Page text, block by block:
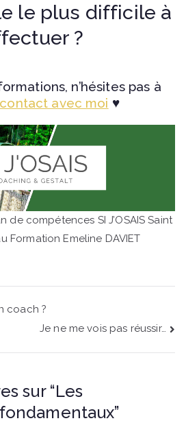
le plus difficile à
?
n’hésites pas à
avec moi ♥
de compétences SI J’OSAIS Saint
Formation Emeline DAVIET
coach ?
Je ne me vois pas réussir…
sur “Les
”